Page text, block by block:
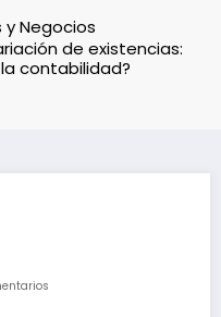
y Negocios
de existencias:
contabilidad?